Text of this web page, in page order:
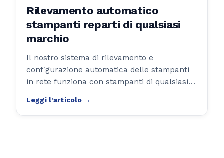
Rilevamento automatico
stampanti reparti di qualsiasi
marchio
Il nostro sistema di rilevamento e
configurazione automatica delle stampanti
in rete funziona con stampanti di qualsiasi